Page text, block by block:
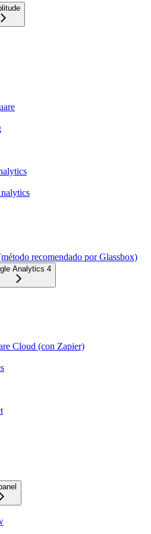
recomendado por Glassbox)
Analytics 4
Cloud (con Zapier)